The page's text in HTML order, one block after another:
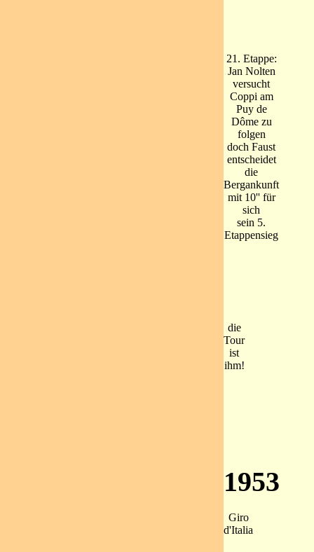
21. Etappe:
Jan Nolten
versucht
Coppi am
Puy de
Dôme zu
folgen
doch Faust
entscheidet
die
Bergankunft
mit 10'' für
sich
sein 5.
Etappensieg
die
Tour
ist
ihm!
1953
Giro
d'Italia